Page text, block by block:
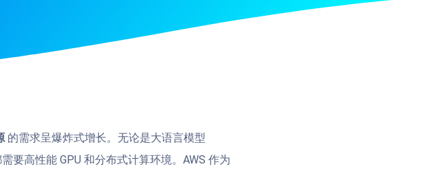
的需求呈爆炸式增长。无论是大语言模型
要高性能 GPU 和分布式计算环境。AWS 作为